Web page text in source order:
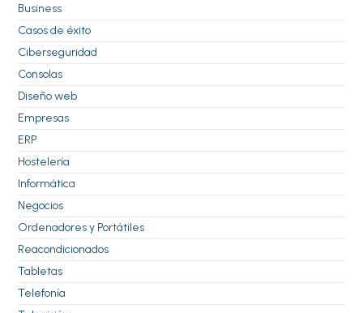
Business
Casos de éxito
Ciberseguridad
Consolas
Diseño web
Empresas
ERP
Hostelería
Informática
Negocios
Ordenadores y Portátiles
Reacondicionados
Tabletas
Telefonía